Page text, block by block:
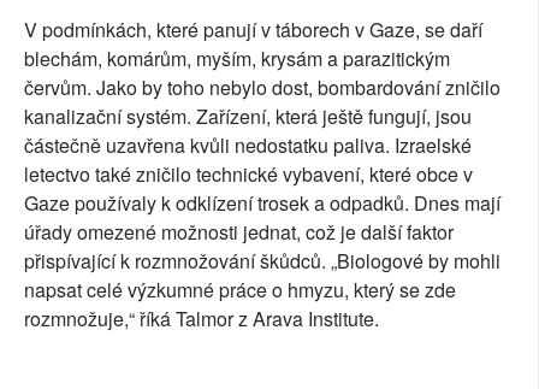
V podmínkách, které panují v táborech v Gaze, se daří
blechám, komárům, myším, krysám a parazitickým
červům. Jako by toho nebylo dost, bombardování zničilo
kanalizační systém. Zařízení, která ještě fungují, jsou
částečně uzavřena kvůli nedostatku paliva. Izraelské
letectvo také zničilo technické vybavení, které obce v
Gaze používaly k odklízení trosek a odpadků. Dnes mají
úřady omezené možnosti jednat, což je další faktor
přispívající k rozmnožování škůdců. „Biologové by mohli
napsat celé výzkumné práce o hmyzu, který se zde
rozmnožuje,“ říká Talmor z Arava Institute.